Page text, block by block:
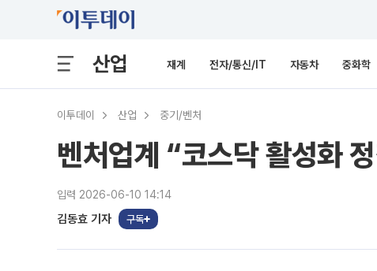
산업 재계 전자/통신/IT 자동차 중화학
이투데이 산업 중기/벤처
벤처업계 “코스닥 활성화
입력 2026-06-10 14:14
김동효 기자 구독